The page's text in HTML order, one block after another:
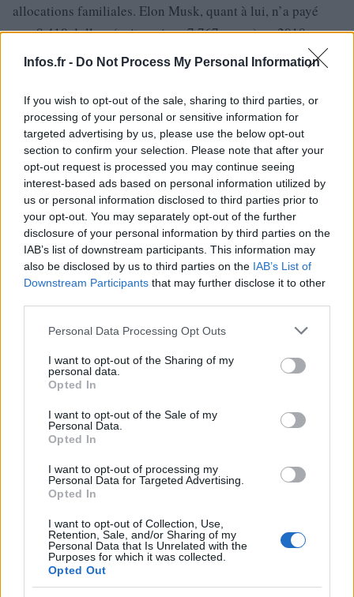
Infos.fr - Do Not Process My Personal Information
If you wish to opt-out of the sale, sharing to third parties, or
processing of your personal or sensitive information for
targeted advertising by us, please use the below opt-out
section to confirm your selection. Please note that after your
opt-out request is processed you may continue seeing
interest-based ads based on personal information utilized by
us or personal information disclosed to third parties prior to
your opt-out. You may separately opt-out of the further
disclosure of your personal information by third parties on the
IAB’s list of downstream participants. This information may
also be disclosed by us to third parties on the IAB’s List of
Downstream Participants that may further disclose it to other
Please note that this website/app uses one or more Google
not limited to your visit or usage behaviour. You may click to
grant or deny consent to Google and its third-party tags to
use your data for below specified purposes in below Google
consent section.
Personal Data Processing Opt Outs
I want to opt-out of the Sharing of my
personal data.
Opted In
I want to opt-out of the Sale of my
Personal Data.
Opted In
I want to opt-out of processing my
Personal Data for Targeted Advertising.
Opted In
I want to opt-out of Collection, Use,
Retention, Sale, and/or Sharing of my
Personal Data that Is Unrelated with the
Purposes for which it was collected.
Opted Out
allocations familiales. Elon Musk, quant à lui, n’a payé
que 8 410 dollars (soit environ 7 767 euros) en 2018.
Cependant, cette problématique ne se limite pas aux États-
Unis. Elle est manifeste dans pratiquement tous les pays, et
peut-être encore plus en France et dans l’Union
efficaces. Par exemple, le recours à des sociétés holdings
pour optimiser les impôts est plus fréquent.
La quasi non-imposition des milliardaires est difficile à
en santé, éducation et dans la lutte contre le changement
climatique, et face à la détérioration de la situation
financière de nombreux pays suite à la crise du Covid-19,